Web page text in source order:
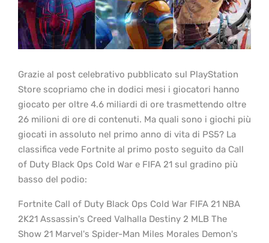
Grazie al post celebrativo pubblicato sul PlayStation
Store scopriamo che in dodici mesi i giocatori hanno
giocato per oltre 4.6 miliardi di ore trasmettendo oltre
26 milioni di ore di contenuti. Ma quali sono i giochi più
giocati in assoluto nel primo anno di vita di PS5? La
classifica vede Fortnite al primo posto seguito da Call
of Duty Black Ops Cold War e FIFA 21 sul gradino più
basso del podio:
Fortnite Call of Duty Black Ops Cold War FIFA 21 NBA
2K21 Assassin's Creed Valhalla Destiny 2 MLB The
Show 21 Marvel's Spider-Man Miles Morales Demon's